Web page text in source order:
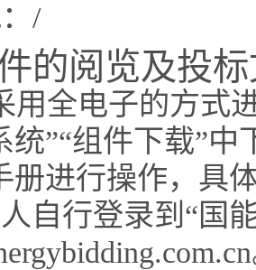
/
的阅览及投
用全电子的方式
统”“组件下载”
册进行操作，具
自行登录到“国